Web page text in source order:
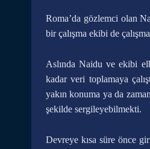
Roma’da gözlemci olan
bir çalışma ekibi de
Aslında Naidu ve ekibi
kadar veri toplamaya
yakın konuma ya da
şekilde sergileyebilmekti.
Devreye kısa süre önce